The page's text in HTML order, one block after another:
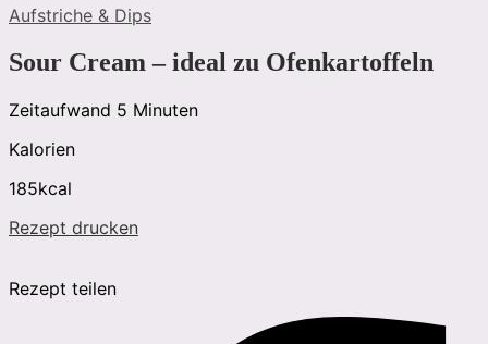
Aufstriche & Dips
Sour Cream – ideal zu Ofenkartoffeln
Zeitaufwand 5 Minuten
Minuten
Kalorien
185kcal
Rezept drucken
Rezept teilen